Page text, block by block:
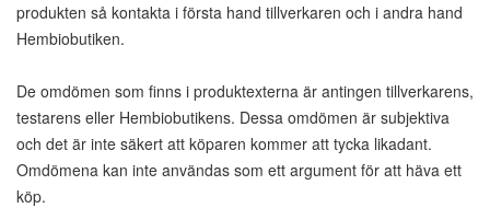
produkten så kontakta i första hand tillverkaren och i andra hand
Hembiobutiken.
De omdömen som finns i produktexterna är antingen tillverkarens,
testarens eller Hembiobutikens. Dessa omdömen är subjektiva
och det är inte säkert att köparen kommer att tycka likadant.
Omdömena kan inte användas som ett argument för att häva ett
köp.